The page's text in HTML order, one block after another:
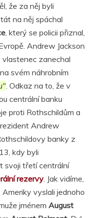
že za něj byli
na něj spáchal
, který se policii přiznal,
Andrew Jackson
zanechal
svém náhrobním
. Odkaz na to, že v
centrální banku
proti Rothschildům a
Andrew
banky z
kdy byli
svoji třetí centrální
rezervy . Jak vidíme,
vyslali jednoho
jménem August